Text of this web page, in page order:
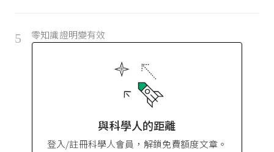
5 零知識證明變有效
與科學人的距離
登入/註冊科學人會員，解鎖免費額度文章。